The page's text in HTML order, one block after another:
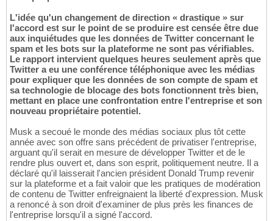
L'idée qu'un changement de direction « drastique » sur
l'accord est sur le point de se produire est censée être due
aux inquiétudes que les données de Twitter concernant le
spam et les bots sur la plateforme ne sont pas vérifiables.
Le rapport intervient quelques heures seulement après que
Twitter a eu une conférence téléphonique avec les médias
pour expliquer que les données de son compte de spam et
sa technologie de blocage des bots fonctionnent très bien,
mettant en place une confrontation entre l'entreprise et son
nouveau propriétaire potentiel.
Musk a secoué le monde des médias sociaux plus tôt cette
année avec son offre sans précédent de privatiser l'entreprise,
arguant qu'il serait en mesure de développer Twitter et de le
rendre plus ouvert et, dans son esprit, politiquement neutre. Il a
déclaré qu'il laisserait l'ancien président Donald Trump revenir
sur la plateforme et a fait valoir que les pratiques de modération
de contenu de Twitter enfreignaient la liberté d'expression. Musk
a renoncé à son droit d'examiner de plus près les finances de
l'entreprise lorsqu'il a signé l'accord.